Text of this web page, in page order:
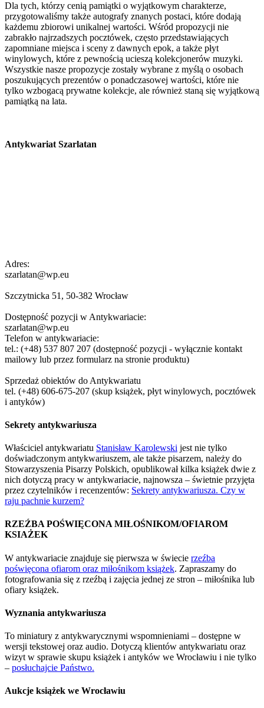
Dla tych, którzy cenią pamiątki o wyjątkowym charakterze,
przygotowaliśmy także autografy znanych postaci, które dodają
każdemu zbiorowi unikalnej wartości. Wśród propozycji nie
zabrakło najrzadszych pocztówek, często przedstawiających
zapomniane miejsca i sceny z dawnych epok, a także płyt
winylowych, które z pewnością ucieszą kolekcjonerów muzyki.
Wszystkie nasze propozycje zostały wybrane z myślą o osobach
poszukujących prezentów o ponadczasowej wartości, które nie
tylko wzbogacą prywatne kolekcje, ale również staną się wyjątkową
pamiątką na lata.
Antykwariat Szarlatan
Adres:
szarlatan@wp.eu
Szczytnicka 51, 50-382 Wrocław
Dostępność pozycji w Antykwariacie:
szarlatan@wp.eu
Telefon w antykwariacie:
tel.: (+48) 537 807 207 (dostępność pozycji - wyłącznie kontakt
mailowy lub przez formularz na stronie produktu)
Sprzedaż obiektów do Antykwariatu
tel. (+48) 606-675-207 (skup książek, płyt winylowych, pocztówek
i antyków)
Sekrety antykwariusza
Właściciel antykwariatu Stanisław Karolewski jest nie tylko
doświadczonym antykwariuszem, ale także pisarzem, należy do
Stowarzyszenia Pisarzy Polskich, opublikował kilka książek dwie z
nich dotyczą pracy w antykwariacie, najnowsza – świetnie przyjęta
przez czytelników i recenzentów: Sekrety antykwariusza. Czy w
raju pachnie kurzem?
RZEŹBA POŚWIĘCONA MIŁOŚNIKOM/OFIAROM
KSIAŻEK
W antykwariacie znajduje się pierwsza w świecie rzeźba
poświęcona ofiarom oraz miłośnikom książek. Zapraszamy do
fotografowania się z rzeźbą i zajęcia jednej ze stron – miłośnika lub
ofiary książek.
Wyznania antykwariusza
To miniatury z antykwarycznymi wspomnieniami – dostępne w
wersji tekstowej oraz audio. Dotyczą klientów antykwariatu oraz
wizyt w sprawie skupu książek i antyków we Wrocławiu i nie tylko
– posłuchajcie Państwo.
Aukcje książek we Wrocławiu